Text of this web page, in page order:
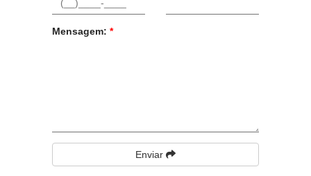
Mensagem: *
Enviar